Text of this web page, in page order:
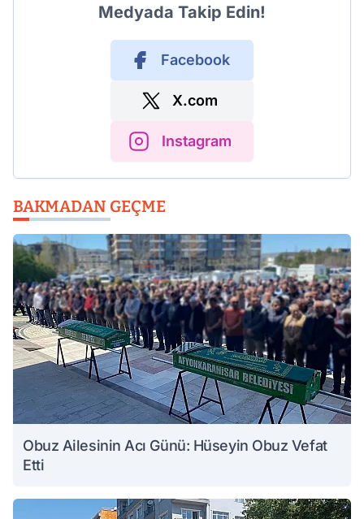
Medyada Takip Edin!
Facebook
X.com
Instagram
BAKMADAN GEÇME
Obuz Ailesinin Acı Günü: Hüseyin Obuz Vefat
Etti